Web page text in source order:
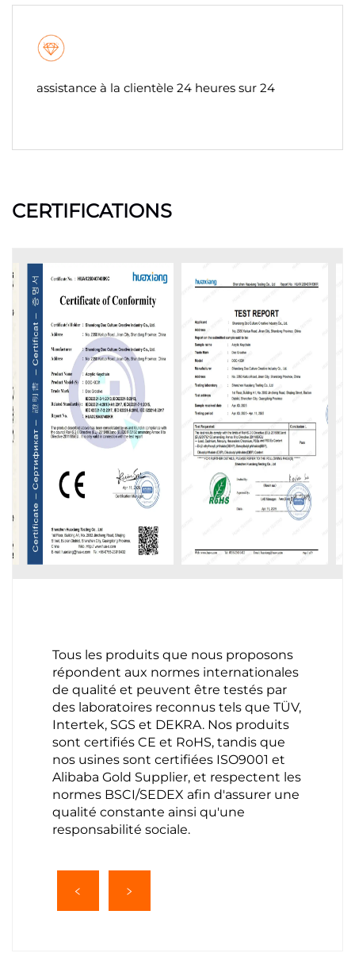
assistance à la clientèle 24 heures sur 24
CERTIFICATIONS
Tous les produits que nous proposons
répondent aux normes internationales
de qualité et peuvent être testés par
des laboratoires reconnus tels que TÜV,
Intertek, SGS et DEKRA. Nos produits
sont certifiés CE et RoHS, tandis que
nos usines sont certifiées ISO9001 et
Alibaba Gold Supplier, et respectent les
normes BSCI/SEDEX afin d'assurer une
qualité constante ainsi qu'une
responsabilité sociale.